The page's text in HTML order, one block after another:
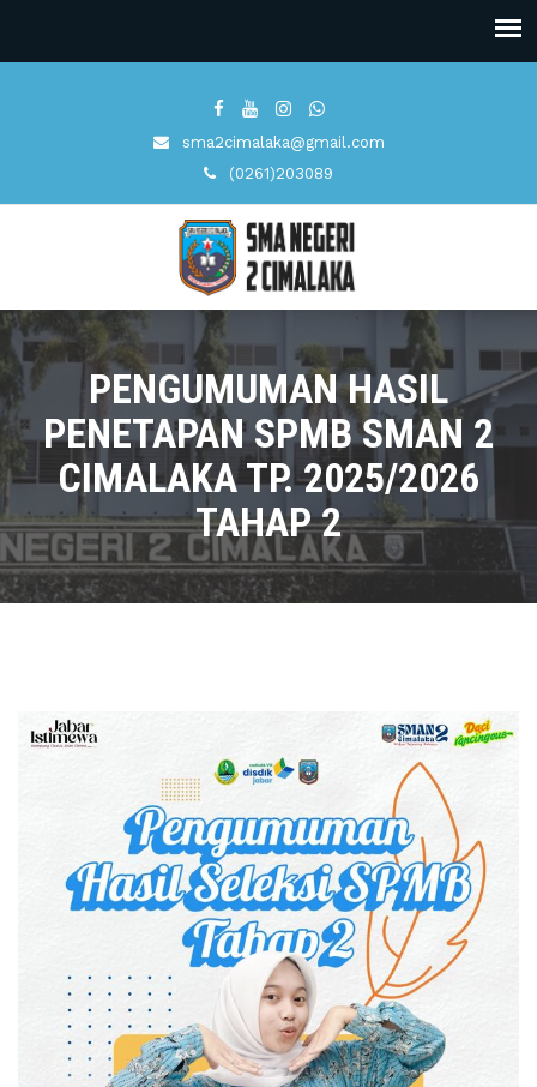
sma2cimalaka@gmail.com
(0261)203089
PENGUMUMAN HASIL
PENETAPAN SPMB SMAN 2
CIMALAKA TP. 2025/2026
TAHAP 2